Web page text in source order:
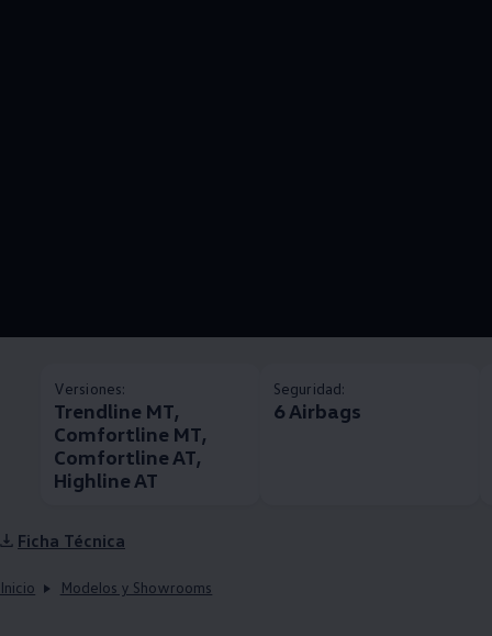
Versiones:
Trendline MT,
Comfortline MT,
Comfortline AT,
Highline AT
Seguridad:
6 Airbags
Ficha Técnica
Inicio Modelos y Showrooms